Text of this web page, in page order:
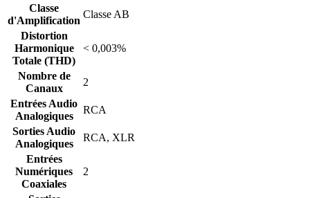
Classe
d'Amplification
Classe AB
Distortion
Harmonique
Totale (THD)
< 0,003%
Nombre de
Canaux
2
Entrées Audio
Analogiques
RCA
Sorties Audio
Analogiques
RCA, XLR
Entrées
Numériques
Coaxiales
2